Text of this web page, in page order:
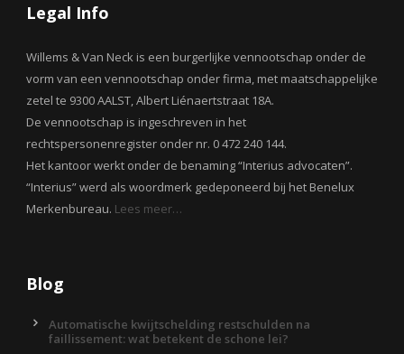
Legal Info
Willems & Van Neck is een burgerlijke vennootschap onder de
vorm van een vennootschap onder firma, met maatschappelijke
zetel te 9300 AALST, Albert Liénaertstraat 18A.
De vennootschap is ingeschreven in het
rechtspersonenregister onder nr. 0 472 240 144.
Het kantoor werkt onder de benaming “Interius advocaten”.
“Interius” werd als woordmerk gedeponeerd bij het Benelux
Merkenbureau. Lees meer…
Blog
Automatische kwijtschelding restschulden na
faillissement: wat betekent de schone lei?